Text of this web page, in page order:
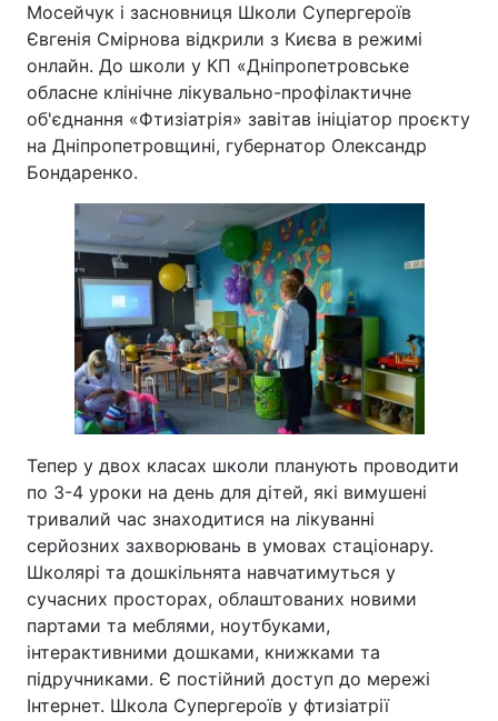
Мосейчук і засновниця Школи Супергероїв
Євгенія Смірнова відкрили з Києва в режимі
онлайн. До школи у КП «Дніпропетровське
обласне клінічне лікувально-профілактичне
об'єднання «Фтизіатрія» завітав ініціатор проєкту
на Дніпропетровщині, губернатор Олександр
Бондаренко.
Тепер у двох класах школи планують проводити
по 3-4 уроки на день для дітей, які вимушені
тривалий час знаходитися на лікуванні
серйозних захворювань в умовах стаціонару.
Школярі та дошкільнята навчатимуться у
сучасних просторах, облаштованих новими
партами та меблями, ноутбуками,
інтерактивними дошками, книжками та
підручниками. Є постійний доступ до мережі
Інтернет. Школа Супергероїв у фтизіатрії